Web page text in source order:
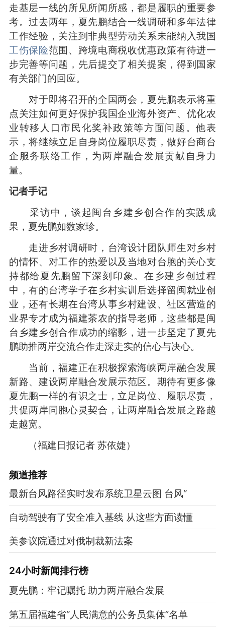
走基层一线的所见所闻所感，都是履职的重要参
考。过去两年，夏先鹏结合一线调研和多年法律
工作经验，关注到非典型劳动关系未能纳入我国
工伤保险范围、跨境电商税收优惠政策有待进一
步完善等问题，先后提交了相关提案，得到国家
有关部门的回应。
对于即将召开的全国两会，夏先鹏表示将重
点关注如何更好保护我国企业海外资产、优化农
业转移人口市民化奖补政策等方面问题。他表
示，将继续立足自身岗位履职尽责，做好台商台
企服务联络工作，为两岸融合发展贡献自身力
量。
记者手记
采访中，谈起闽台乡建乡创合作的实践成
果，夏先鹏如数家珍。
走进乡村调研时，台湾设计团队师生对乡村
的情怀、对工作的热爱以及当地对台胞的关心支
持都给夏先鹏留下深刻印象。在乡建乡创过程
中，有的台湾学子在乡村实训后选择留闽就业创
业，还有长期在台湾从事乡村建设、社区营造的
业界专才成为福建茶农的指导老师，这些都是闽
台乡建乡创合作成功的缩影，进一步坚定了夏先
鹏助推两岸交流合作走深走实的信心与决心。
当前，福建正在积极探索海峡两岸融合发展
新路、建设两岸融合发展示范区。期待有更多像
夏先鹏一样的有识之士，立足岗位、履职尽责，
共促两岸同胞心灵契合，让两岸融合发展之路越
走越宽。
（福建日报记者 苏依婕）
频道推荐
最新台风路径实时发布系统卫星云图 台风“
自动驾驶有了安全准入基线 从这些方面读懂
美参议院通过对俄制裁新法案
24小时新闻排行榜
夏先鹏：牢记嘱托 助力两岸融合发展
第五届福建省“人民满意的公务员集体”名单